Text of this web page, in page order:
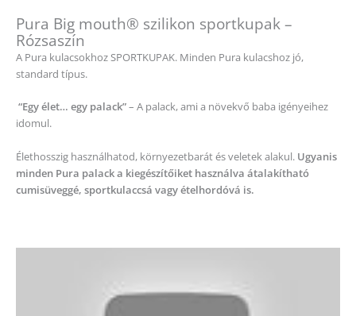
Pura Big mouth® szilikon sportkupak –
Rózsaszín
A Pura kulacsokhoz SPORTKUPAK. Minden Pura kulacshoz jó,
standard típus.
“Egy élet… egy palack”– A palack, ami a növekvő baba igényeihez
idomul.
Élethosszig használhatod, környezetbarát és veletek alakul. Ugyanis
minden Pura palack a kiegészítőiket használva átalakítható
cumisüveggé, sportkulaccsá vagy ételhordóvá is.